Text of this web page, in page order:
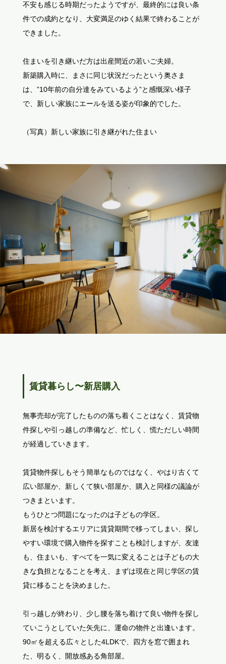
不安も感じる時期だったようですが、最終的には良い条
件での成約となり、大変満足のゆく結果で終わることが
できました。
住まいを引き継いだ方は出産間近の若いご夫婦。
新築購入時に、まさに同じ状況だったという奥さま
は、”10年前の自分達をみているよう”と感慨深い様子
で、新しい家族にエールを送る姿が印象的でした。
（写真）新しい家族に引き継がれた住まい
賃貸暮らし〜新居購入
無事売却が完了したものの落ち着くことはなく、賃貸物
件探しや引っ越しの準備など、忙しく、慌ただしい時間
が経過していきます。
賃貸物件探しもそう簡単なものではなく、やはり古くて
広い部屋か、新しくて狭い部屋か、購入と同様の議論が
つきまといます。
もうひとつ問題になったのは子どもの学区。
新居を検討するエリアに賃貸期間で移ってしまい、探し
やすい環境で購入物件を探すことも検討しますが、友達
も、住まいも、すべてを一気に変えることは子どもの大
きな負担となることを考え、まずは現在と同じ学区の賃
貸に移ることを決めました。
引っ越しが終わり、少し腰を落ち着けて良い物件を探し
ていこうとしていた矢先に、運命の物件と出逢います。
90㎡を超える広々とした4LDKで、四方を窓で囲まれ
た、明るく、開放感ある角部屋。